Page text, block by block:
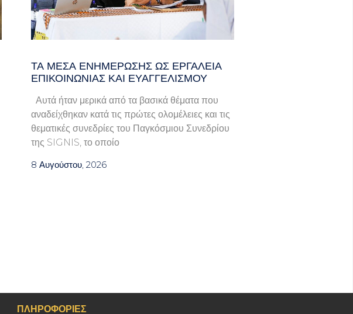
ΤΑ ΜΈΣΑ ΕΝΗΜΈΡΩΣΗΣ ΩΣ ΕΡΓΑΛΕΊΑ
ΕΠΙΚΟΙΝΩΝΊΑΣ ΚΑΙ ΕΥΑΓΓΕΛΙΣΜΟΎ
Αυτά ήταν μερικά από τα βασικά θέματα που
αναδείχθηκαν κατά τις πρώτες ολομέλειες και τις
θεματικές συνεδρίες του Παγκόσμιου Συνεδρίου
της SIGNIS, το οποίο
8 Αυγούστου, 2026
ΠΛΗΡΟΦΟΡΊΕΣ